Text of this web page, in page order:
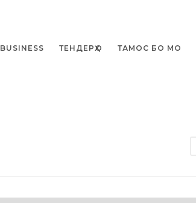
BUSINESS ТЕНДЕРҲО ТАМОС БО МО